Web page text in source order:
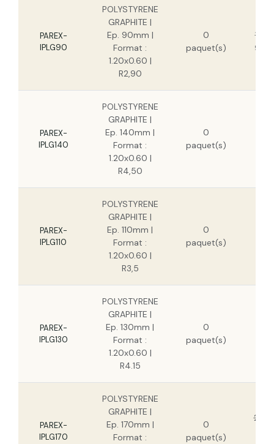
POLYSTYRENE GRAPHITE | Ep. 240mm |
Format : 1.20x0.60 | R7.70
POLYSTYRENE GRAPHITE | Ep. 220mm |
Format : 1.20x0.60 | R7.05
PAREX-
IPLG90
POLYSTYRENE
GRAPHITE |
Ep. 90mm |
Format :
1.20x0.60 |
R2,90
0
paquet(s)
PAREX-
IPLG140
POLYSTYRENE
GRAPHITE |
Ep. 140mm |
Format :
1.20x0.60 |
R4,50
0
paquet(s)
PAREX-
IPLG110
POLYSTYRENE
GRAPHITE |
Ep. 110mm |
Format :
1.20x0.60 |
R3,5
0
paquet(s)
PAREX-
IPLG130
POLYSTYRENE
GRAPHITE |
Ep. 130mm |
Format :
1.20x0.60 |
R4.15
0
paquet(s)
PAREX-
IPLG170
POLYSTYRENE
GRAPHITE |
Ep. 170mm |
Format :
0
paquet(s)